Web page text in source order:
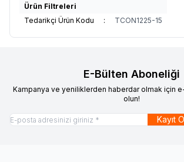
Ürün Filtreleri
Tedarikçi Ürün Kodu
: TCON1225-15
E-Bülten Aboneliği
Kampanya ve yeniliklerden haberdar olmak için
olun!
Kayıt